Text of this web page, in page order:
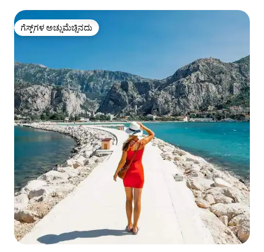
ಗೆಸ್ಟ್‌ಗಳ ಅಚ್ಚುಮೆಚ್ಚಿನದು
ಗೆಸ್ಟ್‌ಗಳ ಅಚ್ಚುಮೆಚ್ಚಿನದು